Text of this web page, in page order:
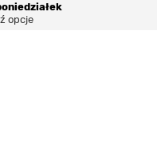
opcje